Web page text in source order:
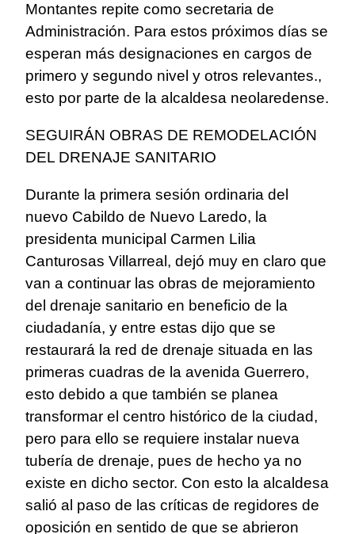
Montantes repite como secretaria de
Administración. Para estos próximos días se
esperan más designaciones en cargos de
primero y segundo nivel y otros relevantes.,
esto por parte de la alcaldesa neolaredense.
SEGUIRÁN OBRAS DE REMODELACIÓN
DEL DRENAJE SANITARIO
Durante la primera sesión ordinaria del
nuevo Cabildo de Nuevo Laredo, la
presidenta municipal Carmen Lilia
Canturosas Villarreal, dejó muy en claro que
van a continuar las obras de mejoramiento
del drenaje sanitario en beneficio de la
ciudadanía, y entre estas dijo que se
restaurará la red de drenaje situada en las
primeras cuadras de la avenida Guerrero,
esto debido a que también se planea
transformar el centro histórico de la ciudad,
pero para ello se requiere instalar nueva
tubería de drenaje, pues de hecho ya no
existe en dicho sector. Con esto la alcaldesa
salió al paso de las críticas de regidores de
oposición en sentido de que se abrieron